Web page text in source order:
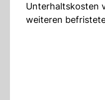
Unterhaltskosten
weiteren